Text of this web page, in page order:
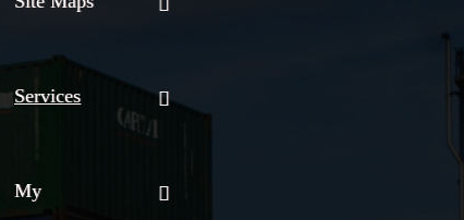
Services
My